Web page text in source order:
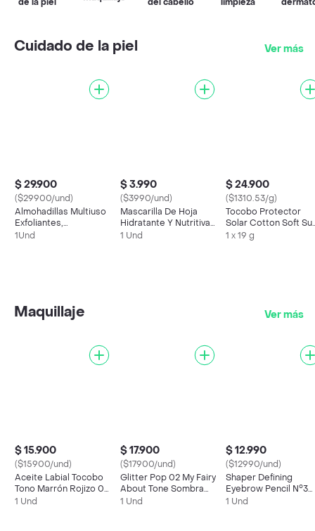
Cuidado de la piel Ver más
$ 29.900
($29900/und)
Almohadillas Multiuso
Exfoliantes,
Calmantes E
1Und
$ 3.990
($3990/und)
Mascarilla De Hoja
Hidratante Y Nutritiva
Skin1004
1 Und
$ 24.900
($1310.53/g)
Tocobo Protector
Solar Cotton Soft
Stick Spf 5
1 x 19 g
Maquillaje Ver más
$ 15.900
($15900/und)
Aceite Labial Tocobo
Tono Marrón Rojizo 04
Bitter Brown
1 Und
$ 17.900
($17900/und)
Glitter Pop 02 My Fairy
About Tone Sombra
Brillo
1 Und
$ 12.990
($12990/und)
Shaper Defining
Eyebrow Pencil N°3
Taupe Grey
1 Und